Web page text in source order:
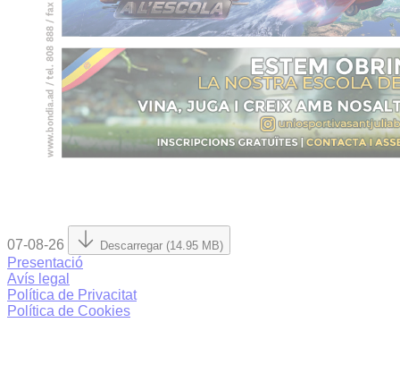
07-08-26 Descarregar (14.95 MB)
Presentació
Avís legal
Política de Privacitat
Política de Cookies